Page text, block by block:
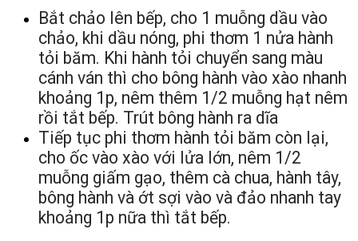
Bắt chảo lên bếp, cho 1 muỗng dầu vào
chảo, khi dầu nóng, phi thơm 1 nửa hành
tỏi băm. Khi hành tỏi chuyển sang màu
cánh ván thì cho bông hành vào xào nhanh
khoảng 1p, nêm thêm 1/2 muỗng hạt nêm
rồi tắt bếp. Trút bông hành ra dĩa
Tiếp tục phi thơm hành tỏi băm còn lại,
cho ốc vào xào với lửa lớn, nêm 1/2
muỗng giấm gạo, thêm cà chua, hành tây,
bông hành và ớt sợi vào và đảo nhanh tay
khoảng 1p nữa thì tắt bếp.